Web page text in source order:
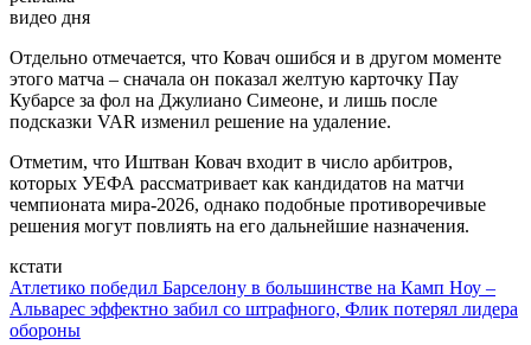
видео дня
Отдельно отмечается, что Ковач ошибся и в другом моменте
этого матча – сначала он показал желтую карточку Пау
Кубарсе за фол на Джулиано Симеоне, и лишь после
подсказки VAR изменил решение на удаление.
Отметим, что Иштван Ковач входит в число арбитров,
которых УЕФА рассматривает как кандидатов на матчи
чемпионата мира-2026, однако подобные противоречивые
решения могут повлиять на его дальнейшие назначения.
кстати
Атлетико победил Барселону в большинстве на Камп Ноу –
Альварес эффектно забил со штрафного, Флик потерял лидера
обороны